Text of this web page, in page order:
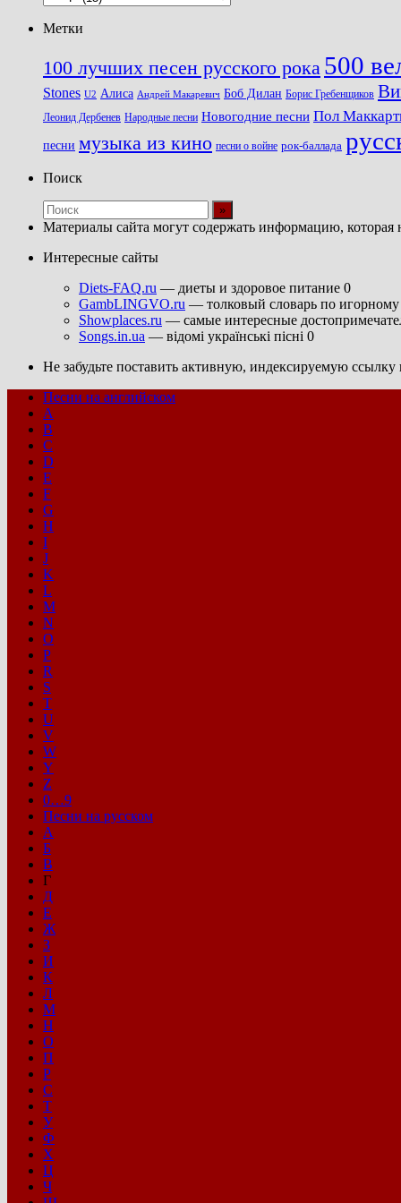
Метки
100 лучших песен русского рока 500
Stones U2 Алиса Андрей Макаревич Боб Дилан Борис Гребенщиков
Леонид Дербенев Народные песни Новогодние песни Пол
песни музыка из кино песни о войне рок-баллада
Поиск
Материалы сайта могут содержать информацию,
Интересные сайты
Diets-FAQ.ru — диеты и здоровое питание 0
GambLINGVO.ru — толковый словарь по игорному
Showplaces.ru — самые интересные
Songs.in.ua — відомі українські пісні 0
Не забудьте поставить активную, индексируемую
Песни на английском
A
B
C
D
E
F
G
H
I
J
K
L
M
N
O
P
R
S
T
U
V
W
Y
Z
0…9
Песни на русском
А
Б
В
Г
Д
Е
Ж
З
И
К
Л
М
Н
О
П
Р
С
Т
У
Ф
Х
Ц
Ч